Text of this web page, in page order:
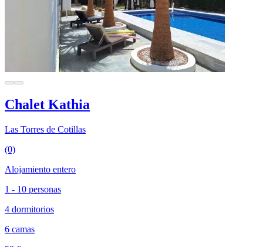
Chalet Kathia
Las Torres de Cotillas
(0)
Alojamiento entero
1 - 10 personas
4 dormitorios
6 camas